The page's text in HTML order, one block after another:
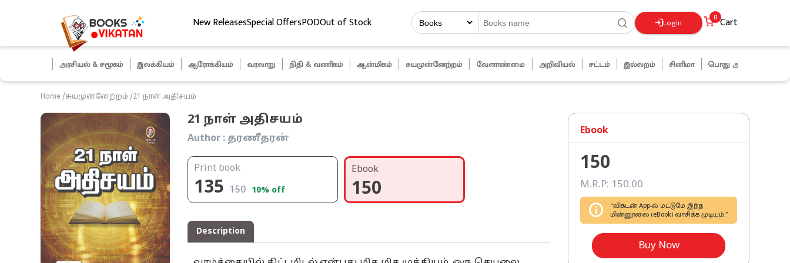
New ReleasesSpecial OffersPODOut of Stock Login 0 Cart
அரசியல் & சமூகம் இலக்கியம் ஆரோக்கியம் வரலாறு நிதி & வணிகம் ஆன்மிகம் சுயமுன்னேற்றம் வேளாண்மை அறிவியல் சட்டம் இல்லறம் சினிமா பொது அறிவு
Home /சுயமுன்னேற்றம் /21 நாள் அதிசயம்
21 நாள் அதிசயம்
Author : தரணீதரன்
Print book
135 150 10% off
Ebook
150
Description
Ebook
150
M.R.P: 150.00
“விகடன் App-ல் மட்டுமே இந்த
மின்னூலை (eBook) வாசிக்க முடியும்.”
Buy Now